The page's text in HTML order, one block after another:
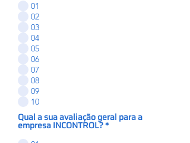
01
02
03
04
05
06
07
08
09
10
Qual a sua avaliação geral para a
empresa INCONTROL?*